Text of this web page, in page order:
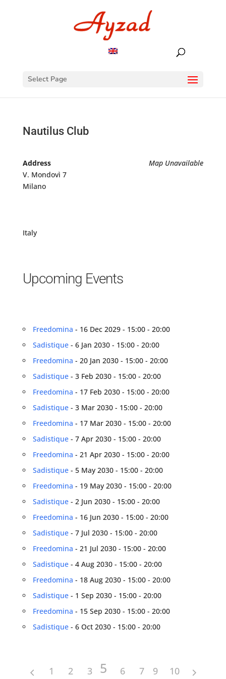
Select Page
Nautilus Club
Map Unavailable
Address
V. Mondovì 7
Milano
Italy
Upcoming Events
Freedomina - 16 Dec 2029 - 15:00 - 20:00
Sadistique- 6 Jan 2030 - 15:00 - 20:00
Freedomina - 20 Jan 2030 - 15:00 - 20:00
Sadistique- 3 Feb 2030 - 15:00 - 20:00
Freedomina - 17 Feb 2030 - 15:00 - 20:00
Sadistique- 3 Mar 2030 - 15:00 - 20:00
Freedomina - 17 Mar 2030 - 15:00 - 20:00
Sadistique- 7 Apr 2030 - 15:00 - 20:00
Freedomina - 21 Apr 2030 - 15:00 - 20:00
Sadistique- 5 May 2030 - 15:00 - 20:00
Freedomina - 19 May 2030 - 15:00 - 20:00
Sadistique- 2 Jun 2030 - 15:00 - 20:00
Freedomina - 16 Jun 2030 - 15:00 - 20:00
Sadistique- 7 Jul 2030 - 15:00 - 20:00
Freedomina - 21 Jul 2030 - 15:00 - 20:00
Sadistique- 4 Aug 2030 - 15:00 - 20:00
Freedomina - 18 Aug 2030 - 15:00 - 20:00
Sadistique- 1 Sep 2030 - 15:00 - 20:00
Freedomina - 15 Sep 2030 - 15:00 - 20:00
Sadistique- 6 Oct 2030 - 15:00 - 20:00
1 2 3 4
5 6 7 9 10